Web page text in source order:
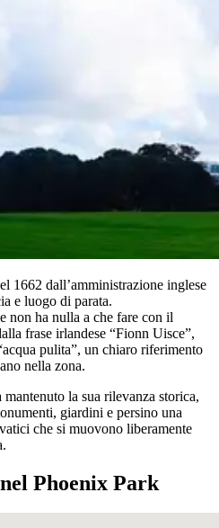
1662 dall’amministrazione inglese
e luogo di parata.
non ha nulla a che fare con il
frase irlandese “Fionn Uisce”,
pulita”, un chiaro riferimento
nella zona.
la sua rilevanza storica,
giardini e persino una
che si muovono liberamente
Phoenix Park